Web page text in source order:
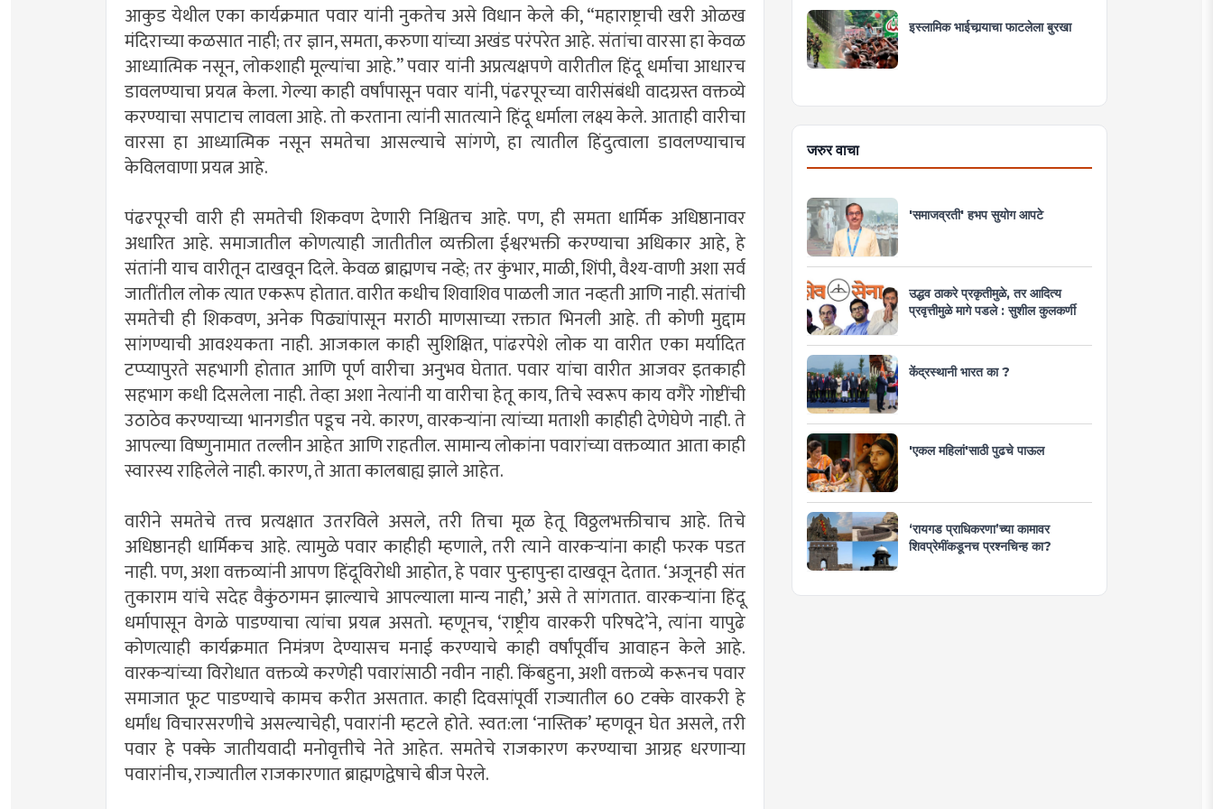
आकुड येथील एका कार्यक्रमात पवार यांनी नुकतेच असे विधान केले की, “महाराष्ट्राची खरी ओळख
मंदिराच्या कळसात नाही; तर ज्ञान, समता, करुणा यांच्या अखंड परंपरेत आहे. संतांचा वारसा हा केवळ
आध्यात्मिक नसून, लोकशाही मूल्यांचा आहे.” पवार यांनी अप्रत्यक्षपणे वारीतील हिंदू धर्माचा आधारच
डावलण्याचा प्रयत्न केला. गेल्या काही वर्षांपासून पवार यांनी, पंढरपूरच्या वारीसंबंधी वादग्रस्त वक्तव्ये
करण्याचा सपाटाच लावला आहे. तो करताना त्यांनी सातत्याने हिंदू धर्माला लक्ष्य केले. आताही वारीचा
वारसा हा आध्यात्मिक नसून समतेचा आसल्याचे सांगणे, हा त्यातील हिंदुत्वाला डावलण्याचाच
केविलवाणा प्रयत्न आहे.
पंढरपूरची वारी ही समतेची शिकवण देणारी निश्चितच आहे. पण, ही समता धार्मिक अधिष्ठानावर
अधारित आहे. समाजातील कोणत्याही जातीतील व्यक्तीला ईश्वरभक्ती करण्याचा अधिकार आहे, हे
संतांनी याच वारीतून दाखवून दिले. केवळ ब्राह्मणच नव्हे; तर कुंभार, माळी, शिंपी, वैश्य-वाणी अशा सर्व
जातींतील लोक त्यात एकरूप होतात. वारीत कधीच शिवाशिव पाळली जात नव्हती आणि नाही. संतांची
समतेची ही शिकवण, अनेक पिढ्यांपासून मराठी माणसाच्या रक्तात भिनली आहे. ती कोणी मुद्दाम
सांगण्याची आवश्यकता नाही. आजकाल काही सुशिक्षित, पांढरपेशे लोक या वारीत एका मर्यादित
टप्प्यापुरते सहभागी होतात आणि पूर्ण वारीचा अनुभव घेतात. पवार यांचा वारीत आजवर इतकाही
सहभाग कधी दिसलेला नाही. तेव्हा अशा नेत्यांनी या वारीचा हेतू काय, तिचे स्वरूप काय वगैरे गोष्टींची
उठाठेव करण्याच्या भानगडीत पडूच नये. कारण, वारकऱ्यांना त्यांच्या मताशी काहीही देणेघेणे नाही. ते
आपल्या विष्णुनामात तल्लीन आहेत आणि राहतील. सामान्य लोकांना पवारांच्या वक्तव्यात आता काही
स्वारस्य राहिलेले नाही. कारण, ते आता कालबाह्य झाले आहेत.
वारीने समतेचे तत्त्व प्रत्यक्षात उतरविले असले, तरी तिचा मूळ हेतू विठ्ठलभक्तीचाच आहे. तिचे
अधिष्ठानही धार्मिकच आहे. त्यामुळे पवार काहीही म्हणाले, तरी त्याने वारकऱ्यांना काही फरक पडत
नाही. पण, अशा वक्तव्यांनी आपण हिंदूविरोधी आहोत, हे पवार पुन्हापुन्हा दाखवून देतात. ‌‘अजूनही संत
तुकाराम यांचे सदेह वैकुंठगमन झाल्याचे आपल्याला मान्य नाही,‌’ असे ते सांगतात. वारकऱ्यांना हिंदू
धर्मापासून वेगळे पाडण्याचा त्यांचा प्रयत्न असतो. म्हणूनच, ‌‘राष्ट्रीय वारकरी परिषदे‌’ने, त्यांना यापुढे
कोणत्याही कार्यक्रमात निमंत्रण देण्यासच मनाई करण्याचे काही वर्षांपूर्वीच आवाहन केले आहे.
वारकऱ्यांच्या विरोधात वक्तव्ये करणेही पवारांसाठी नवीन नाही. किंबहुना, अशी वक्तव्ये करूनच पवार
समाजात फूट पाडण्याचे कामच करीत असतात. काही दिवसांपूर्वी राज्यातील 60 टक्के वारकरी हे
धर्मांध विचारसरणीचे असल्याचेही, पवारांनी म्हटले होते. स्वत:ला ‌‘नास्तिक‌’ म्हणवून घेत असले, तरी
पवार हे पक्के जातीयवादी मनोवृत्तीचे नेते आहेत. समतेचे राजकारण करण्याचा आग्रह धरणाऱ्या
पवारांनीच, राज्यातील राजकारणात ब्राह्मणद्वेषाचे बीज पेरले.
इस्लामिक भाईचार्‍याचा फाटलेला बुरखा
जरुर वाचा
'समाजव्रती' हभप सुयोग आपटे
उद्धव ठाकरे प्रकृतीमुळे, तर आदित्य
प्रवृत्तीमुळे मागे पडले : सुशील कुलकर्णी
केंद्रस्थानी भारत का ?
'एकल महिलां'साठी पुढचे पाऊल
‘रायगड प्राधिकरणा’च्या कामावर
शिवप्रेमींकडूनच प्रश्नचिन्ह का?